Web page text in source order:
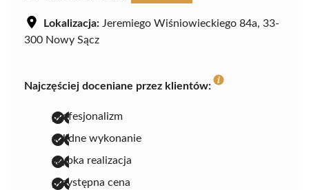
Lokalizacja: Jeremiego Wiśniowieckiego 84a, 33-
300 Nowy Sącz
Najczęściej doceniane przez klientów:
profesjonalizm
solidne wykonanie
szybka realizacja
przystępna cena